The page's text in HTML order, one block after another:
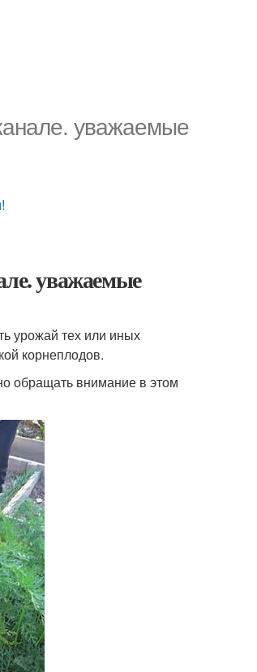
уважаемые
уважаемые
урожай тех или иных
корнеплодов.
обращать внимание в этом